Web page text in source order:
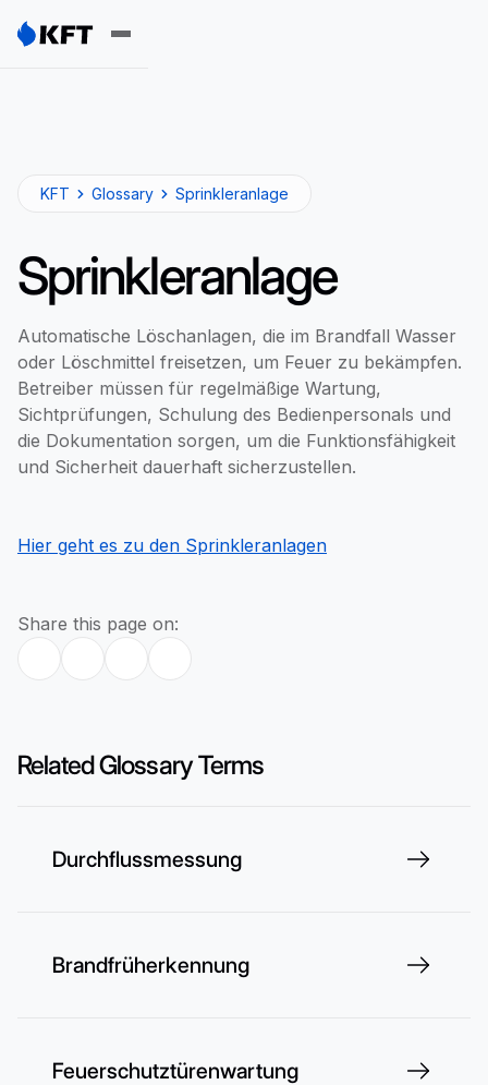
KFT Glossary Sprinkleranlage
Sprinkleranlage
Automatische Löschanlagen, die im Brandfall Wasser
oder Löschmittel freisetzen, um Feuer zu bekämpfen.
Betreiber müssen für regelmäßige Wartung,
Sichtprüfungen, Schulung des Bedienpersonals und
die Dokumentation sorgen, um die Funktionsfähigkeit
und Sicherheit dauerhaft sicherzustellen.
Hier geht es zu den Sprinkleranlagen
Share this page on:
Related Glossary Terms
Durchflussmessung
Brandfrüherkennung
Feuerschutztürenwartung